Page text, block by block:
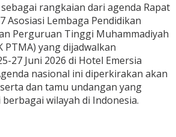
rangkaian dari agenda Rapat
Asosiasi Lembaga Pendidikan
Perguruan Tinggi Muhammadiyah
PTMA) yang dijadwalkan
27 Juni 2026 di Hotel Emersia
nasional ini diperkirakan akan
dan tamu undangan yang
wilayah di Indonesia.